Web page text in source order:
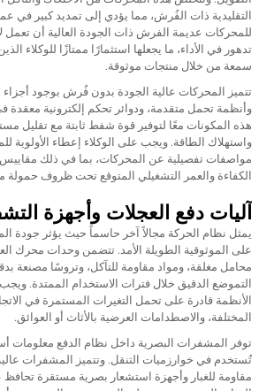
التقليدية ذات الفُرش، مما يؤدي إلى تمديد كبير في
للمحركات عديمة الفرش ذات الجودة العالية أن تعمل
تدهور في الأداء، ما يجعلها استثمارًا ممتازًا للوكلاء
سمعة من خلال منتجات موثوقة.
تتميز المحركات عالية الجودة بدون فُرش بوجود أجزاء
وأنظمة تحمل متقدمة، ودوائر تحكم إلكترونية
هذه المكونات معًا لتوفير قوة شفط ثابتة مع تقليل
واستهلاك الطاقة. ويجب على الوكلاء إعطاء الأولوية
مواصفات تفصيلية عن المحركات، بما في ذلك مقاييس
الكفاءة والعمر التشغيلي المتوقع تحت ظروف حمولة
آليات دفع العجلات وأجهزة
يمثل نظام الحركة مجالاً آخر حاسماً حيث يؤثر جودة
على الموثوقية الطويلة الأمد. تتضمن وحدات محرك
محامل مغلقة، ومواد مقاومة للتآكل، وتروسًا مصنعة
التموضع الدقيق خلال فترات الاستخدام الممتدة.
الأنظمة قادرة على تحمل التغيرات المستمرة في
المختلفة، والاصطدامات العرضية بالأثاث أو العوائق.
توفر المشفرات البصرية داخل نظام الدفع معلومات
تُستخدم في خوارزميات التنقل. وتتميز المشفرات
مقاومة للغبار وأجهزة استشعار بصرية مستقرة